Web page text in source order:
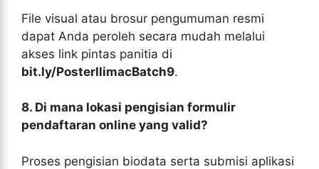
File visual atau brosur pengumuman resmi
dapat Anda peroleh secara mudah melalui
akses link pintas panitia di
bit.ly/PosterIlimacBatch9.
8. Di mana lokasi pengisian formulir
pendaftaran online yang valid?
Proses pengisian biodata serta submisi aplikasi